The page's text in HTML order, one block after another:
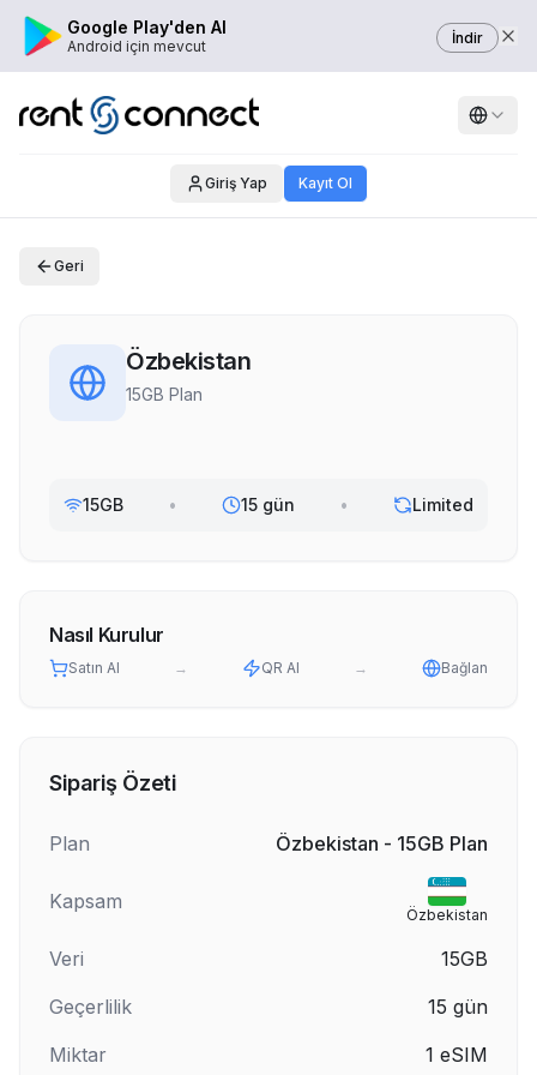
Google Play'den Al
Android için mevcut İndir
Giriş Yap Kayıt Ol
Geri
Özbekistan
15GB Plan
15GB • 15 gün • Limited
Nasıl Kurulur
Satın Al → QR Al → Bağlan
Sipariş Özeti
Plan Özbekistan - 15GB Plan
Kapsam
Özbekistan
Veri
15GB
Geçerlilik
15 gün
Miktar
1 eSIM